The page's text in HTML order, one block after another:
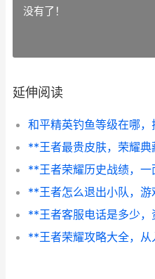
没有了！
延伸阅读
**王者荣耀历史战绩，
**王者客服电话是多少